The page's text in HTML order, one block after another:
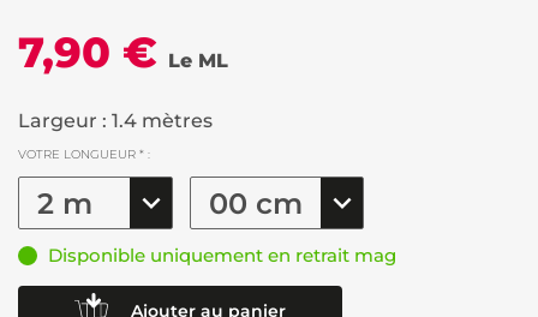
7,90 € Le ML
Largeur : 1.4 mètres
VOTRE LONGUEUR * :
Disponible uniquement en retrait mag
Ajouter au panier